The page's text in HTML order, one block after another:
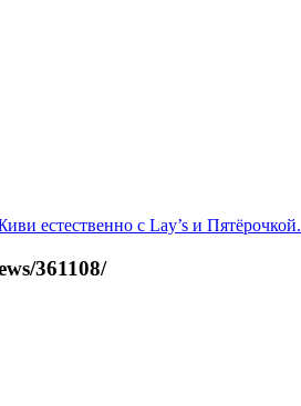
естественно с Lay’s и Пятёрочкой.
361108/